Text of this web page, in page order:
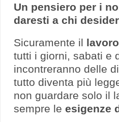
Un pensiero per i
daresti a chi
Sicuramente il
tutti i giorni, sabati e
incontreranno delle
tutto diventa più
non guardare solo il
sempre le esigenze